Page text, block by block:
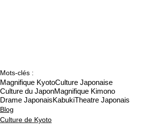
Mots-clés :
Magnifique KyotoCulture Japonaise
Culture du JaponMagnifique Kimono
Drame JaponaisKabukiTheatre Japonais
Blog
Culture de Kyoto